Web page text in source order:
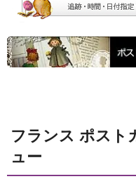
フランス ポスト
ュー